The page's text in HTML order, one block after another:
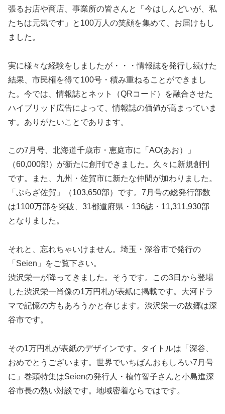
張るお店や商店、事業所の皆さんと「今はしんどいが、私
たちは元気です」と100万人の笑顔を集めて、お届けもし
ました。
実に様々な経験をしましたが・・・情報誌を発行し続けた
結果、市民権を得て100号・積み重ねることができまし
た。今では、情報誌とネット（QRコード）を融合させた
ハイブリッド広告によって、情報誌の価値が高まっていま
す。ありがたいことであります。
この7月号、北海道千歳市・恵庭市に「AO(あお）」
（60,000部）が新たに創刊できました。久々に新規創刊
です。また、九州・佐賀市に新たな仲間が加わりました。
「ぷらざ佐賀」（103,650部）です。7月号の総発行部数
は1100万部を突破、31都道府県・136誌・11,311,930部
となりました。
それと、忘れちゃいけません。埼玉・深谷市で発行の
「Seien」をご覧下さい。
渋沢栄一が降ってきました。そうです。この3日から登場
した渋沢栄一肖像の1万円札が表紙に掲載です。大河ドラ
マで記憶の方もあろうかと存じます。渋沢栄一の故郷は深
谷市です。
その1万円札が表紙のデザインです。タイトルは「深谷、
おめでとうございます。世界でいちばんおもしろい7月号
に」巻頭特集はSeienの発行人・植竹智子さんと小島進深
谷市長の熱い対談です。地域密着ならではです。